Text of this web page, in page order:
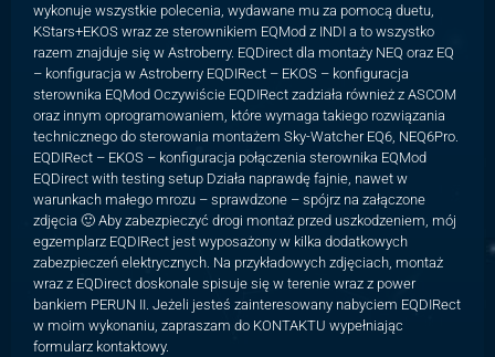
wykonuje wszystkie polecenia, wydawane mu za pomocą duetu,
KStars+EKOS wraz ze sterownikiem EQMod z INDI a to wszystko
razem znajduje się w Astroberry. EQDirect dla montaży NEQ oraz EQ
– konfiguracja w Astroberry EQDIRect – EKOS – konfiguracja
sterownika EQMod Oczywiście EQDIRect zadziała również z ASCOM
oraz innym oprogramowaniem, które wymaga takiego rozwiązania
technicznego do sterowania montażem Sky-Watcher EQ6, NEQ6Pro.
EQDIRect – EKOS – konfiguracja połączenia sterownika EQMod
EQDirect with testing setup Działa naprawdę fajnie, nawet w
warunkach małego mrozu – sprawdzone – spójrz na załączone
zdjęcia 🙂 Aby zabezpieczyć drogi montaż przed uszkodzeniem, mój
egzemplarz EQDIRect jest wyposażony w kilka dodatkowych
zabezpieczeń elektrycznych. Na przykładowych zdjęciach, montaż
wraz z EQDirect doskonale spisuje się w terenie wraz z power
bankiem PERUN II. Jeżeli jesteś zainteresowany nabyciem EQDIRect
w moim wykonaniu, zapraszam do KONTAKTU wypełniając
formularz kontaktowy.